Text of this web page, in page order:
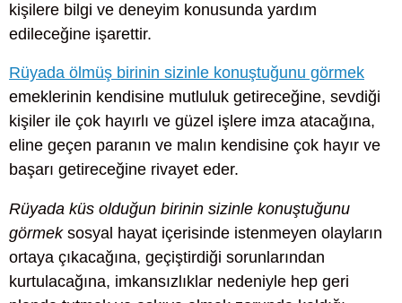
kişilere bilgi ve deneyim konusunda yardım
edileceğine işarettir.
Rüyada ölmüş birinin sizinle konuştuğunu görmek
emeklerinin kendisine mutluluk getireceğine, sevdiği
kişiler ile çok hayırlı ve güzel işlere imza atacağına,
eline geçen paranın ve malın kendisine çok hayır ve
başarı getireceğine rivayet eder.
Rüyada küs olduğun birinin sizinle konuştuğunu
görmeksosyal hayat içerisinde istenmeyen olayların
ortaya çıkacağına, geçiştirdiği sorunlarından
kurtulacağına, imkansızlıklar nedeniyle hep geri